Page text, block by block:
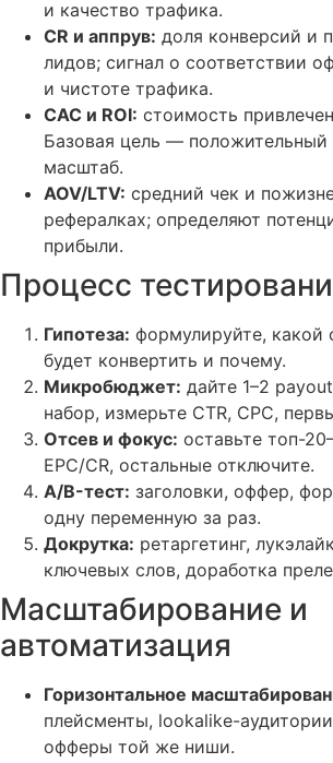
и качество трафика.
CR и аппрув: доля конверсий и
лидов; сигнал о соответствии
и чистоте трафика.
CAC и ROI: стоимость
Базовая цель — положительный
масштаб.
AOV/LTV: средний чек и
рефералках; определяют
прибыли.
Процесс
Гипотеза: формулируйте, какой
будет конвертить и почему.
Микробюджет: дайте 1–2
набор, измерьте CTR, CPC,
Отсев и фокус: оставьте топ-
EPC/CR, остальные отключите.
A/B-тест: заголовки, оффер,
одну переменную за раз.
Докрутка: ретаргетинг,
ключевых слов, доработка
Масштабирование и
автоматизация
Горизонтальное
плейсменты, lookalike-
офферы той же ниши.